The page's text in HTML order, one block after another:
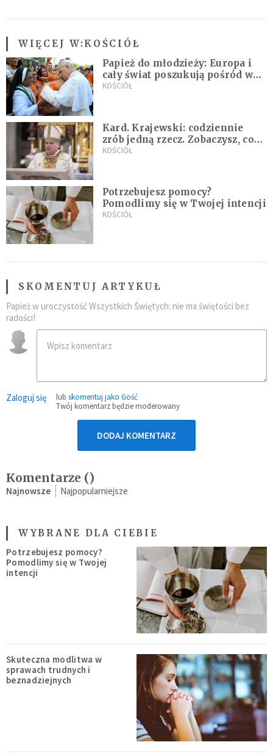
WIĘCEJ W:KOŚCIÓŁ
Papież do młodzieży: Europa i
cały świat poszukują pośród was
nowych świętych
KOŚCIÓŁ
Kard. Krajewski: codziennie
zrób jedną rzecz. Zobaczysz, co
stanie się z twoim życiem
KOŚCIÓŁ
Potrzebujesz pomocy?
Pomodlimy się w Twojej intencji
KOŚCIÓŁ
SKOMENTUJ ARTYKUŁ
Papież w uroczystość Wszystkich Świętych: nie ma świętości bez
radości!
Zaloguj się lub skomentuj jako Gość
Twój komentarz będzie moderowany
DODAJ KOMENTARZ
Komentarze ()
Najnowsze Najpopularniejsze
WYBRANE DLA CIEBIE
Potrzebujesz pomocy?
Pomodlimy się w Twojej
intencji
Skuteczna modlitwa w
sprawach trudnych i
beznadziejnych